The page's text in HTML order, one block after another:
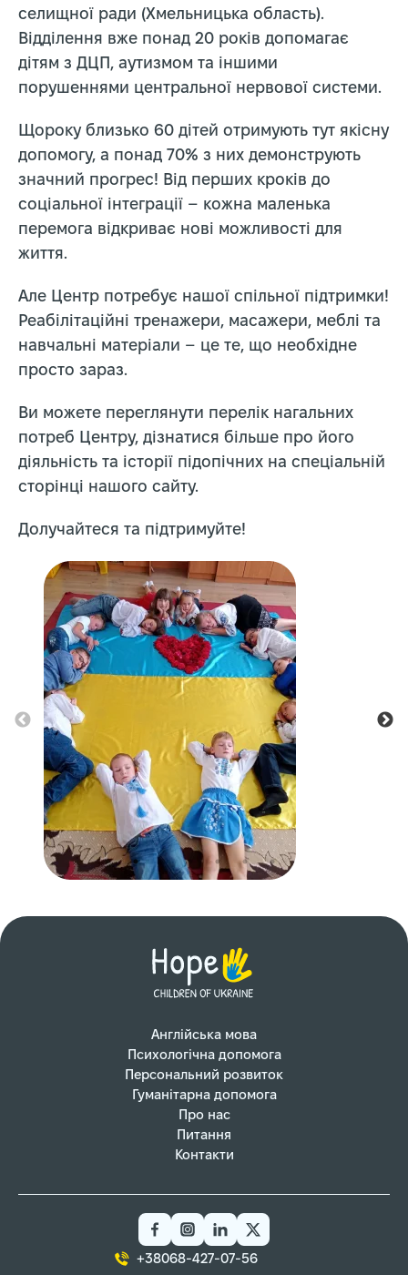
селищної ради (Хмельницька область).
Відділення вже понад 20 років допомагає
дітям з ДЦП, аутизмом та іншими
порушеннями центральної нервової системи.
Щороку близько 60 дітей отримують тут якісну
допомогу, а понад 70% з них демонструють
значний прогрес! Від перших кроків до
соціальної інтеграції – кожна маленька
перемога відкриває нові можливості для
життя.
Але Центр потребує нашої спільної підтримки!
Реабілітаційні тренажери, масажери, меблі та
навчальні матеріали – це те, що необхідне
просто зараз.
Ви можете переглянути перелік нагальних
потреб Центру, дізнатися більше про його
діяльність та історії підопічних на спеціальній
сторінці нашого сайту.
Долучайтеся та підтримуйте!
Англійська мова
Психологічна допомога
Персональний розвиток
Гуманітарна допомога
Про нас
Питання
Контакти
+38068-427-07-56